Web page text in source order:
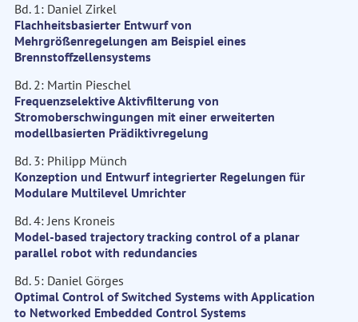
Bd. 1: Daniel Zirkel
Flachheitsbasierter Entwurf von
Mehrgrößenregelungen am Beispiel eines
Brennstoffzellensystems
Bd. 2: Martin Pieschel
Frequenzselektive Aktivfilterung von
Stromoberschwingungen mit einer erweiterten
modellbasierten Prädiktivregelung
Bd. 3: Philipp Münch
Konzeption und Entwurf integrierter Regelungen für
Modulare Multilevel Umrichter
Bd. 4: Jens Kroneis
Model-based trajectory tracking control of a planar
parallel robot with redundancies
Bd. 5: Daniel Görges
Optimal Control of Switched Systems with Application
to Networked Embedded Control Systems